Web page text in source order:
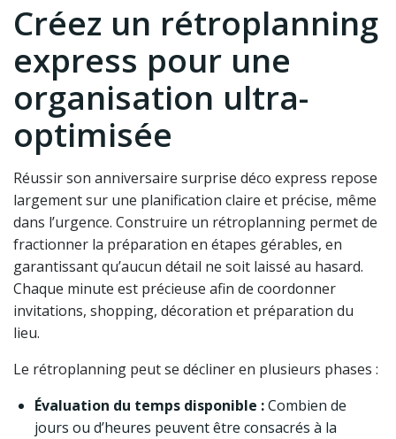
Créez un rétroplanning
express pour une
organisation ultra-
optimisée
Réussir son anniversaire surprise déco express repose
largement sur une planification claire et précise, même
dans l’urgence. Construire un rétroplanning permet de
fractionner la préparation en étapes gérables, en
garantissant qu’aucun détail ne soit laissé au hasard.
Chaque minute est précieuse afin de coordonner
invitations, shopping, décoration et préparation du
lieu.
Le rétroplanning peut se décliner en plusieurs phases :
Évaluation du temps disponible :Combien de
jours ou d’heures peuvent être consacrés à la